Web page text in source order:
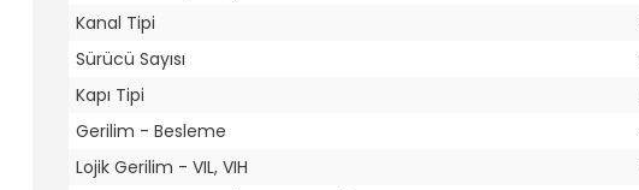
Kanal Tipi
Sürücü Sayısı
Kapı Tipi
Gerilim - Besleme
Lojik Gerilim - VIL, VIH